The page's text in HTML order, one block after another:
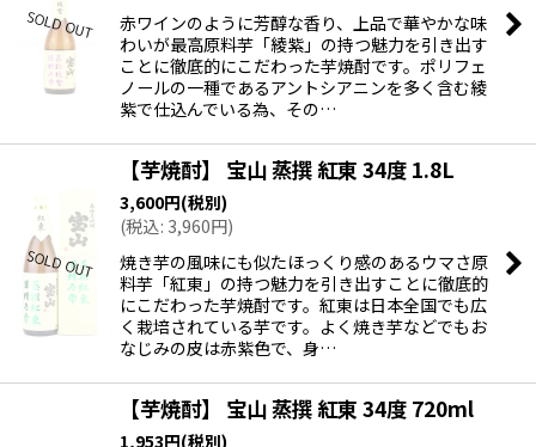
赤ワインのように芳醇な香り、上品で華やかな味
わいが最高原料芋「綾紫」の持つ魅力を引き出す
ことに徹底的にこだわった芋焼酎です。ポリフェ
ノールの一種であるアントシアニンを多く含む綾
紫で仕込んでいる為、その…
【芋焼酎】 宝山 蒸撰 紅東 34度 1.8L
3,600円(税別)
(税込: 3,960円)
焼き芋の風味にも似たほっくり感のあるウマさ原
料芋「紅東」の持つ魅力を引き出すことに徹底的
にこだわった芋焼酎です。紅東は日本全国でも広
く栽培されている芋です。よく焼き芋などでもお
なじみの皮は赤紫色で、身…
【芋焼酎】 宝山 蒸撰 紅東 34度 720ml
1,953円(税別)